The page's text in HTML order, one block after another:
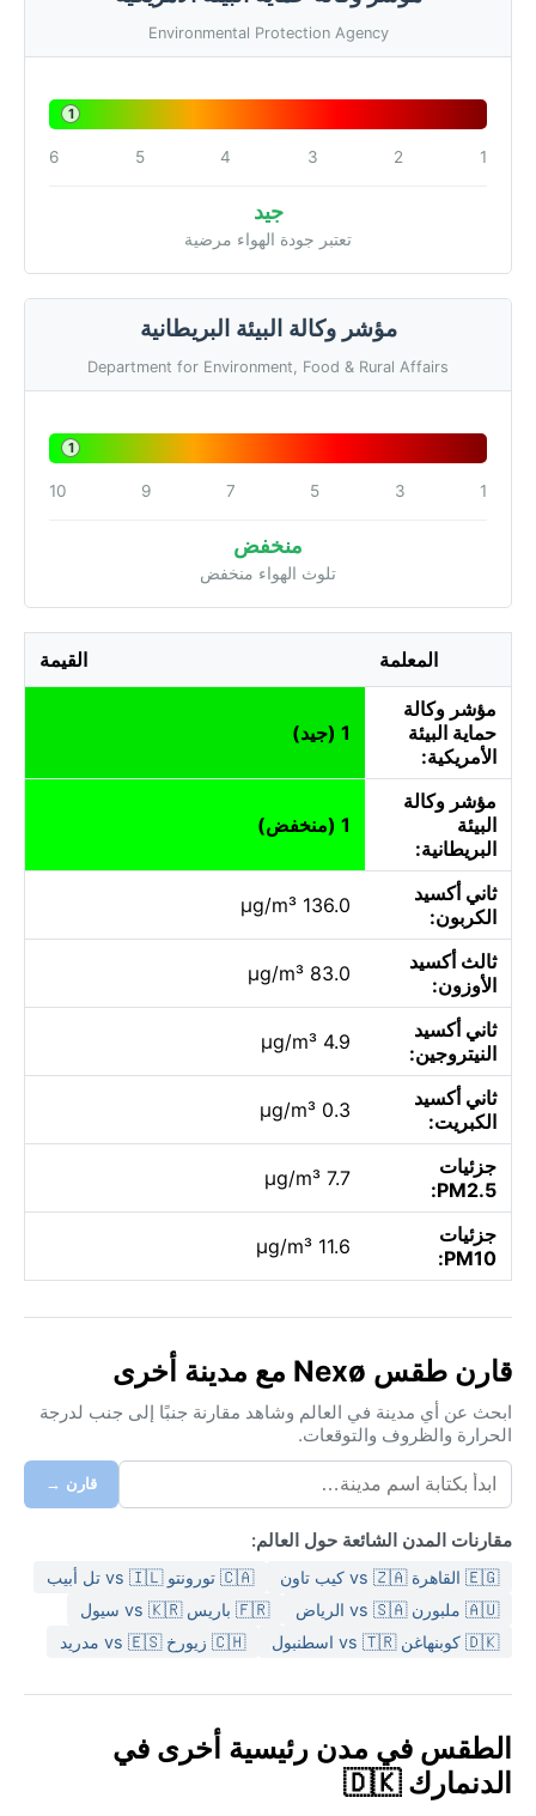
Environmental Protection Agency
1
1
2
3
4
5
6
جيد
تعتبر جودة الهواء مرضية
مؤشر وكالة البيئة البريطانية
Department for Environment, Food & Rural Affairs
1
1
3
5
7
9
10
منخفض
تلوث الهواء منخفض
المعلمة القيمة
مؤشر وكالة
حماية البيئة
الأمريكية:
1 (جيد)
مؤشر وكالة
البيئة
البريطانية:
1 (منخفض)
ثاني أكسيد
الكربون:
136.0 µg/m³
ثالث أكسيد
الأوزون:
83.0 µg/m³
ثاني أكسيد
النيتروجين:
4.9 µg/m³
ثاني أكسيد
الكبريت:
0.3 µg/m³
جزئيات
PM2.5:
7.7 µg/m³
جزئيات
PM10:
11.6 µg/m³
قارن طقس Nexø مع مدينة أخرى
ابحث عن أي مدينة في العالم وشاهد مقارنة جنبًا إلى جنب لدرجة
الحرارة والظروف والتوقعات.
قارن →
مقارنات المدن الشائعة حول العالم:
🇪🇬 القاهرة vs 🇿🇦 كيب تاون
🇨🇦 تورونتو vs 🇮🇱 تل أبيب
🇦🇺 ملبورن vs 🇸🇦 الرياض
🇫🇷 باريس vs 🇰🇷 سيول
🇩🇰 كوبنهاغن vs 🇹🇷 اسطنبول
🇨🇭 زيورخ vs 🇪🇸 مدريد
الطقس في مدن رئيسية أخرى في
الدنمارك 🇩🇰